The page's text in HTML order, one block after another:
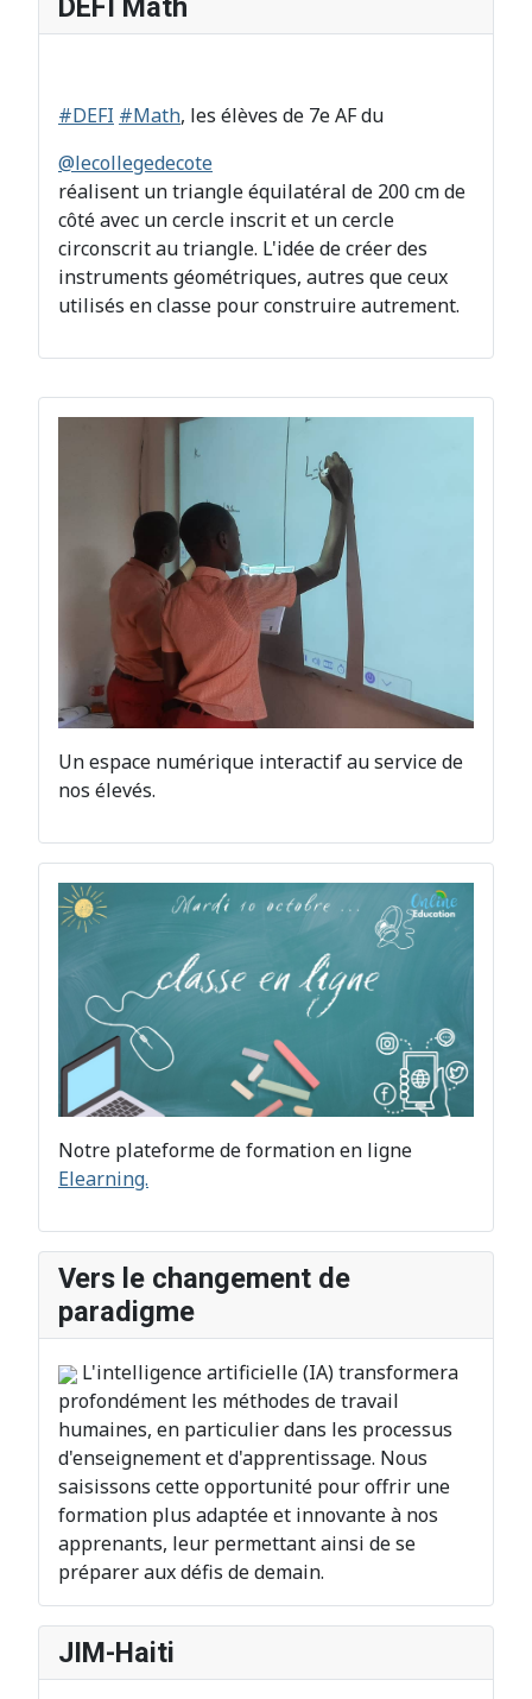
Un espace numérique interactif au service de
nos élevés.
Notre plateforme de formation en ligne
Elearning.
Vers le changement de
paradigme
L'intelligence artificielle (IA) transformera
profondément les méthodes de travail
humaines, en particulier dans les processus
d'enseignement et d'apprentissage. Nous
saisissons cette opportunité pour offrir une
formation plus adaptée et innovante à nos
apprenants, leur permettant ainsi de se
préparer aux défis de demain.
JIM-Haiti
DEFI Math
#DEFI #Math, les élèves de 7e AF du
@lecollegedecote
réalisent un triangle équilatéral de 200 cm de
côté avec un cercle inscrit et un cercle
circonscrit au triangle. L'idée de créer des
instruments géométriques, autres que ceux
utilisés en classe pour construire autrement.